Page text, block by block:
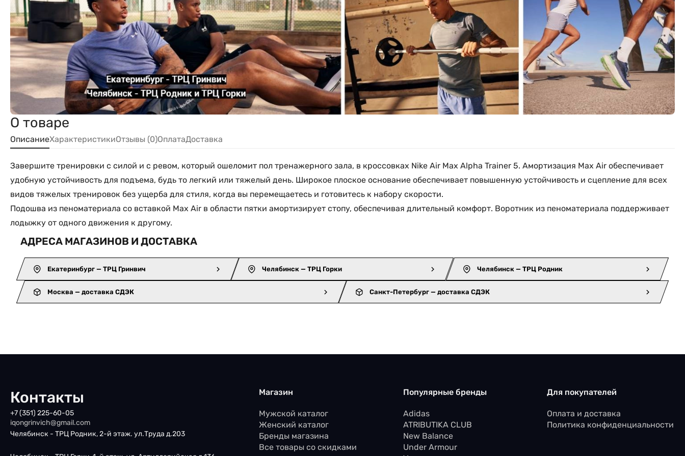
О товаре
ОписаниеХарактеристикиОтзывы (0)ОплатаДоставка
Завершите тренировки с силой и с ревом, который ошеломит пол тренажерного зала, в кроссовках Nike Air Max Alpha Trainer 5. Амортизация Max Air обеспечивает
удобную устойчивость для подъема, будь то легкий или тяжелый день. Широкое плоское основание обеспечивает повышенную устойчивость и сцепление для всех
видов тяжелых тренировок без ущерба для стиля, когда вы перемещаетесь и готовитесь к набору скорости.
Подошва из пеноматериала со вставкой Max Air в области пятки амортизирует стопу, обеспечивая длительный комфорт. Воротник из пеноматериала поддерживает
лодыжку от одного движения к другому.
АДРЕСА МАГАЗИНОВ И ДОСТАВКА
Екатеринбург — ТРЦ Гринвич Челябинск — ТРЦ Горки Челябинск — ТРЦ Родник
Москва — доставка СДЭК Санкт-Петербург — доставка СДЭК
Контакты
+7 (351) 225-60-05
iqongrinvich@gmail.com
Челябинск - ТРЦ Родник, 2-й этаж. ул.Труда д.203
Магазин
Мужской каталог
Женский каталог
Бренды магазина
Все товары со скидками
Популярные бренды
Adidas
ATRIBUTIKA CLUB
New Balance
Under Armour
Для покупателей
Оплата и доставка
Политика конфиденциальности